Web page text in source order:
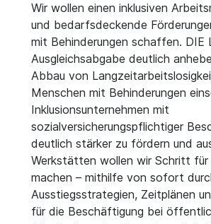
Wir wollen einen inklusiven
und bedarfsdeckende
mit Behinderungen schaffen. DIE
Ausgleichsabgabe deutlich
Abbau von
Menschen mit Behinderungen
Inklusionsunternehmen mit
sozialversicherungspflichtiger
deutlich stärker zu fördern und
Werkstätten wollen wir Schritt
machen – mithilfe von sofort
Ausstiegsstrategien, Zeitplänen
für die Beschäftigung bei